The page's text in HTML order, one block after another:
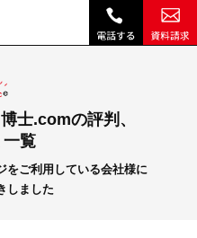
「やりたいこと」や「質問」について 的確にお答えいただけたことやＨＰのデザインの多さが決め手です。|株式会社ハウスマ様｜不動産ホームページ制作は博士ドットコム
士.comの評判、
一覧
をご利用している会社様に
しました